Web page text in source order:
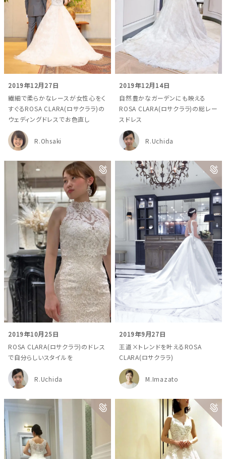
2019年12月27日
繊細で柔らかなレースが女性心をく
すぐるROSA CLARA(ロサクララ)の
ウェディングドレスでお色直し
R.Ohsaki
2019年12月14日
自然豊かなガーデンにも映える
ROSA CLARA(ロサクララ)の総レー
スドレス
R.Uchida
2019年10月25日
ROSA CLARA(ロサクララ)のドレス
で自分らしいスタイルを
R.Uchida
2019年9月27日
王道×トレンドを叶えるROSA
CLARA(ロサクララ)
M.Imazato